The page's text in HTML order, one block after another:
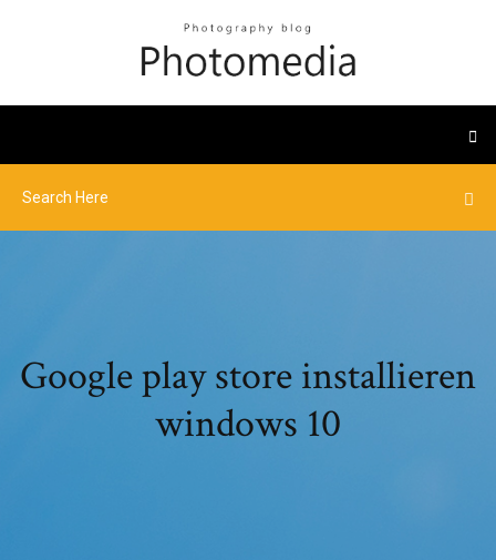
Google play store installieren
windows 10